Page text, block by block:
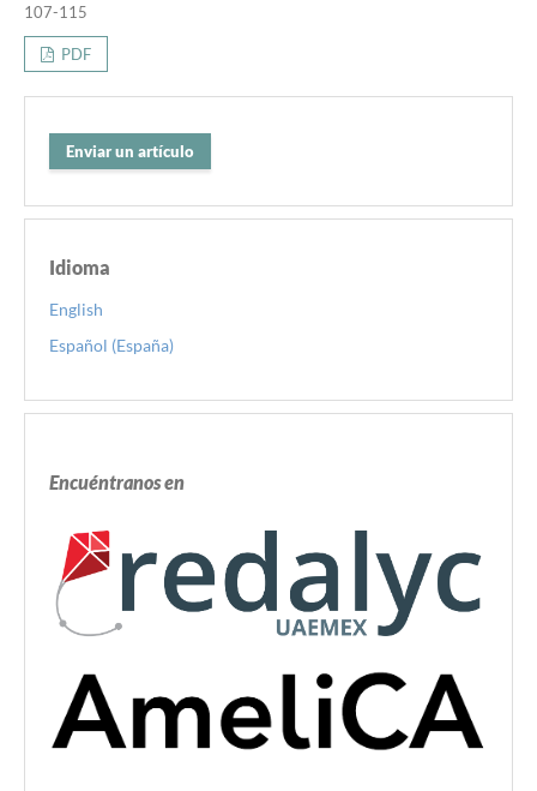
107-115
PDF
Enviar un artículo
Idioma
English
Español (España)
Encuéntranos en